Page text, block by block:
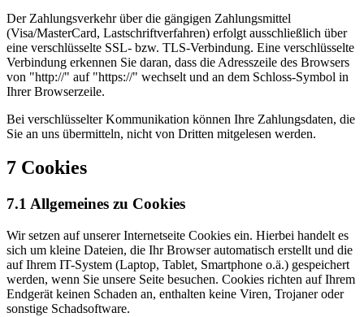
Der Zahlungsverkehr über die gängigen Zahlungsmittel
(Visa/MasterCard, Lastschriftverfahren) erfolgt ausschließlich über
eine verschlüsselte SSL- bzw. TLS-Verbindung. Eine verschlüsselte
Verbindung erkennen Sie daran, dass die Adresszeile des Browsers
von "http://" auf "https://" wechselt und an dem Schloss-Symbol in
Ihrer Browserzeile.
Bei verschlüsselter Kommunikation können Ihre Zahlungsdaten, die
Sie an uns übermitteln, nicht von Dritten mitgelesen werden.
7 Cookies
7.1 Allgemeines zu Cookies
Wir setzen auf unserer Internetseite Cookies ein. Hierbei handelt es
sich um kleine Dateien, die Ihr Browser automatisch erstellt und die
auf Ihrem IT-System (Laptop, Tablet, Smartphone o.ä.) gespeichert
werden, wenn Sie unsere Seite besuchen. Cookies richten auf Ihrem
Endgerät keinen Schaden an, enthalten keine Viren, Trojaner oder
sonstige Schadsoftware.